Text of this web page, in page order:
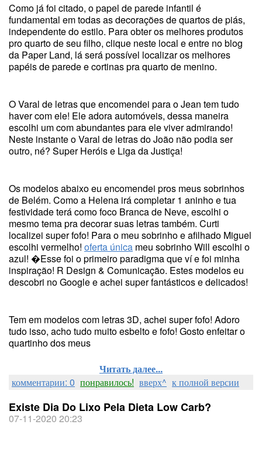
Como já foi citado, o papel de parede infantil é
fundamental em todas as decorações de quartos de piás,
independente do estilo. Para obter os melhores produtos
pro quarto de seu filho, clique neste local e entre no blog
da Paper Land, lá será possível localizar os melhores
papéis de parede e cortinas pra quarto de menino.
O Varal de letras que encomendei para o Jean tem tudo
haver com ele! Ele adora automóveis, dessa maneira
escolhi um com abundantes para ele viver admirando!
Neste instante o Varal de letras do João não podia ser
outro, né? Super Heróis e Liga da Justiça!
Os modelos abaixo eu encomendei pros meus sobrinhos
de Belém. Como a Helena irá completar 1 aninho e tua
festividade terá como foco Branca de Neve, escolhi o
mesmo tema pra decorar suas letras também. Curti
localizei super fofo! Para o meu sobrinho e afilhado Miguel
escolhi vermelho! oferta única meu sobrinho Will escolhi o
azul! �Esse foi o primeiro paradigma que ví e foi minha
inspiração! R Design & Comunicação. Estes modelos eu
descobri no Google e achei super fantásticos e delicados!
Tem em modelos com letras 3D, achei super fofo! Adoro
tudo isso, acho tudo muito esbelto e fofo! Gosto enfeitar o
quartinho dos meus
Читать далее...
комментарии: 0 понравилось! вверх^ к полной версии
Existe Dia Do Lixo Pela Dieta Low Carb?
07-11-2020 20:23